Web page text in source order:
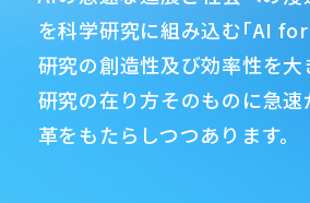
②英語版の応募書類の公開の
様式0・2・3・4について、英語
した。
を科学研究に組み込む「AI for
研究の創造性及び効率性を大
研究の在り方そのものに急
革をもたらしつつあります。